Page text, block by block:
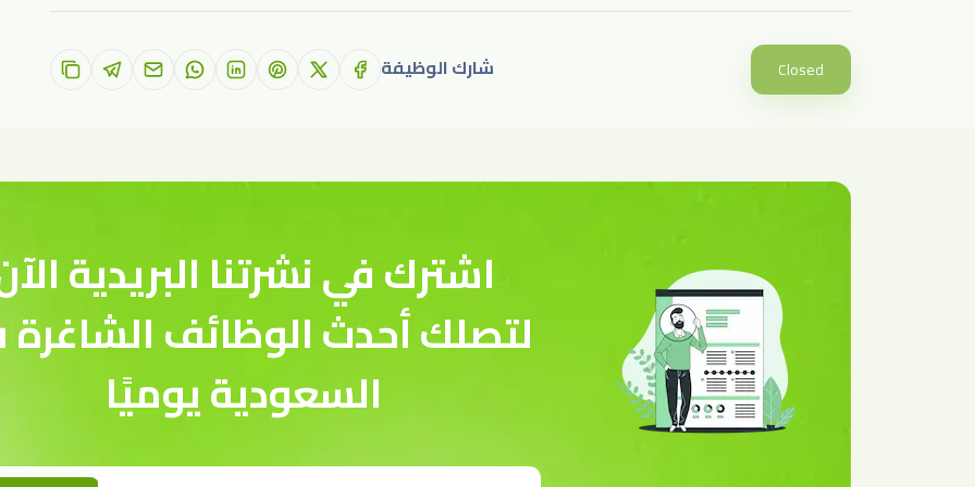
Closed شارك الوظيفة
اشترك في نشرتنا البريدية
لتصلك أحدث الوظائف
السعودية يوميًا